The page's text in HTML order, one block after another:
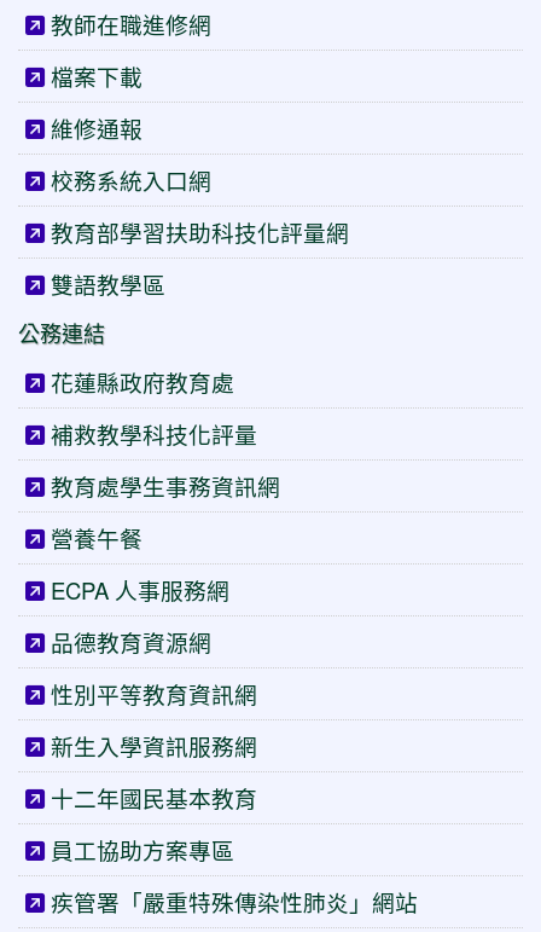
教師在職進修網
檔案下載
維修通報
校務系統入口網
教育部學習扶助科技化評量網
雙語教學區
公務連結
花蓮縣政府教育處
補救教學科技化評量
教育處學生事務資訊網
營養午餐
ECPA 人事服務網
品德教育資源網
性別平等教育資訊網
新生入學資訊服務網
十二年國民基本教育
員工協助方案專區
疾管署「嚴重特殊傳染性肺炎」網站